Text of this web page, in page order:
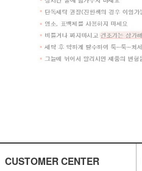
CUSTOMER CENTER